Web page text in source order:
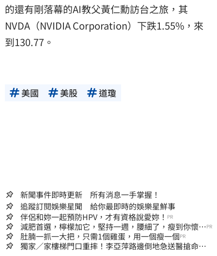
的還有剛落幕的AI教父黃仁勳訪台之旅，其
NVDA（NVIDIA Corporation）下跌1.55%，來
到130.77。
美國 美股 道瓊
新聞事件即時更新 所有消息一手掌握！
追蹤訂閱娛樂星聞 給你最即時的娛樂星鮮事
伴侶和妳一起預防HPV，才有資格說愛妳！ PR
減肥首選，檸檬加它，堅持一週，腰細了，瘦到你懷疑
人生
PR
肚腩一抓一大把，只需1個雞蛋，用一個瘦一個PR
獨家／家樓梯門口重摔！李亞萍路邊倒地急送醫搶命